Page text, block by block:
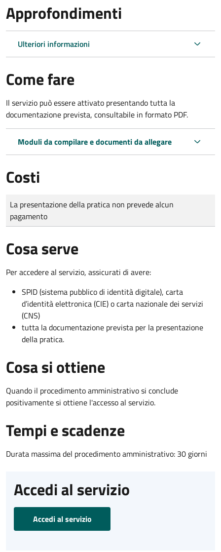
Approfondimenti
Ulteriori informazioni
Come fare
Il servizio può essere attivato presentando tutta la
documentazione prevista, consultabile in formato PDF.
Moduli da compilare e documenti da allegare
Costi
Tipo di pagamento
Importo
La presentazione della pratica non prevede alcun
pagamento
Cosa serve
Per accedere al servizio, assicurati di avere:
SPID (sistema pubblico di identità digitale), carta
d’identità elettronica (CIE) o carta nazionale dei servizi
(CNS)
tutta la documentazione prevista per la presentazione
della pratica.
Cosa si ottiene
Quando il procedimento amministrativo si conclude
positivamente si ottiene l'accesso al servizio.
Tempi e scadenze
Durata massima del procedimento amministrativo: 30 giorni
Accedi al servizio
Accedi al servizio